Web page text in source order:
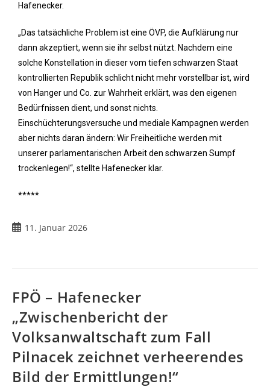
Hafenecker.
„Das tatsächliche Problem ist eine ÖVP, die Aufklärung nur
dann akzeptiert, wenn sie ihr selbst nützt. Nachdem eine
solche Konstellation in dieser vom tiefen schwarzen Staat
kontrollierten Republik schlicht nicht mehr vorstellbar ist, wird
von Hanger und Co. zur Wahrheit erklärt, was den eigenen
Bedürfnissen dient, und sonst nichts.
Einschüchterungsversuche und mediale Kampagnen werden
aber nichts daran ändern: Wir Freiheitliche werden mit
unserer parlamentarischen Arbeit den schwarzen Sumpf
trockenlegen!“, stellte Hafenecker klar.
*****
11. Januar 2026
FPÖ – Hafenecker
„Zwischenbericht der
Volksanwaltschaft zum Fall
Pilnacek zeichnet verheerendes
Bild der Ermittlungen!“